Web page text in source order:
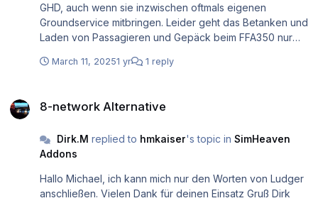
GHD, auch wenn sie inzwischen oftmals eigenen
Groundservice mitbringen. Leider geht das Betanken und
Laden von Passagieren und Gepäck beim FFA350 nur
March 11, 20251 yr 1 reply
8-network Alternative
Dirk.M replied to hmkaiser's topic in SimHeaven
Addons
Hallo Michael, ich kann mich nur den Worten von Ludger
anschließen. Vielen Dank für deinen Einsatz Gruß Dirk